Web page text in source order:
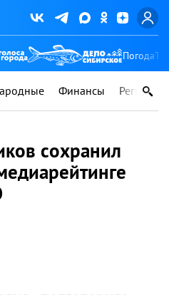
Погода
Финансы Регионы
сохранил